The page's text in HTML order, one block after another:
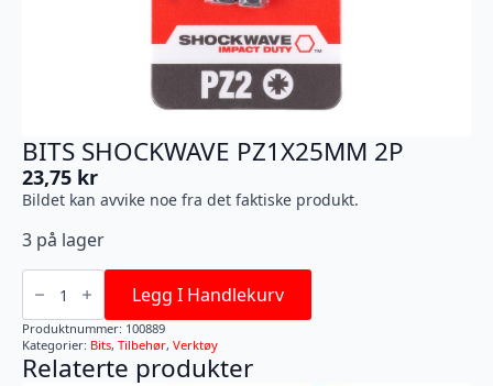
BITS SHOCKWAVE PZ1X25MM 2P
23,75 kr
Bildet kan avvike noe fra det faktiske produkt.
3 på lager
BITS
SHOCKWAVE
PZ1X25MM
2P
antall
Legg I Handlekurv
Produktnummer: 100889
Kategorier: Bits, Tilbehør, Verktøy
Relaterte produkter